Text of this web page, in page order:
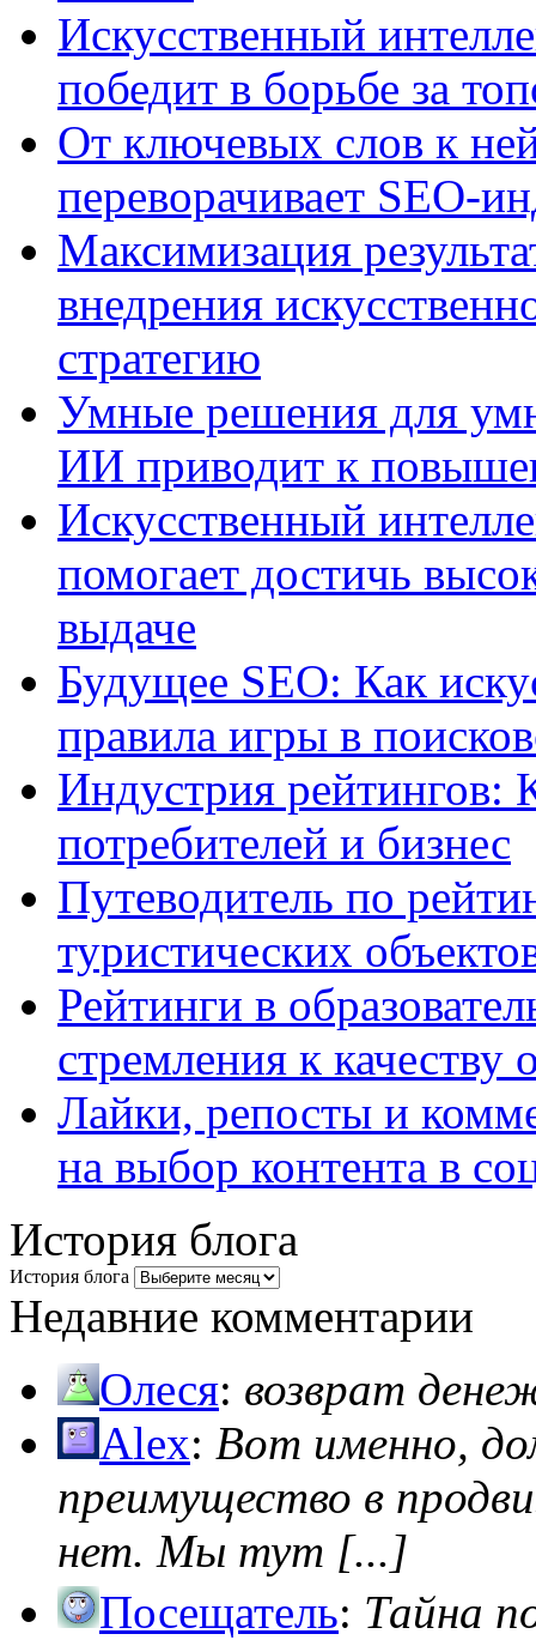
Искусственный
победит в борьбе за
От ключевых слов к
переворачивает SEO-
Максимизация
внедрения
стратегию
Умные решения для
ИИ приводит к
Искусственный
помогает достичь
выдаче
Будущее SEO: Как
правила игры в
Индустрия рейтингов:
потребителей и бизнес
Путеводитель по
туристических
Рейтинги в
стремления к качеству
Лайки, репосты и
на выбор контента в
История блога
История блога
Недавние комментарии
Олеся: возврат
Alex: Вот именно,
преимущество в
нет. Мы тут [...]
Посещатель: Тайна